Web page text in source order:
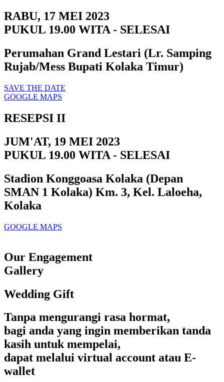
RABU, 17 MEI 2023
PUKUL 19.00 WITA - SELESAI
Perumahan Grand Lestari (Lr. Samping
Rujab/Mess Bupati Kolaka Timur)
SAVE THE DATE
GOOGLE MAPS
RESEPSI II
JUM'AT, 19 MEI 2023
PUKUL 19.00 WITA - SELESAI
Stadion Konggoasa Kolaka (Depan
SMAN 1 Kolaka) Km. 3, Kel. Laloeha,
Kolaka
GOOGLE MAPS
Our Engagement
Gallery
Wedding Gift
Tanpa mengurangi rasa hormat,
bagi anda yang ingin memberikan tanda
kasih untuk mempelai,
dapat melalui virtual account atau E-
wallet